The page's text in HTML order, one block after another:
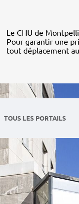
Le CHU de
Pour garantir une
tout déplacement
TOUS LES PORTAILS